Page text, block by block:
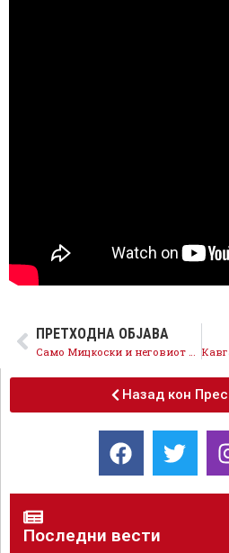
ПРЕТХОДНА ОБЈАВА
Само Мицкоски и неговиот коалициски партнер Апасиев се против ЕУ
Назад кон
Последни вести